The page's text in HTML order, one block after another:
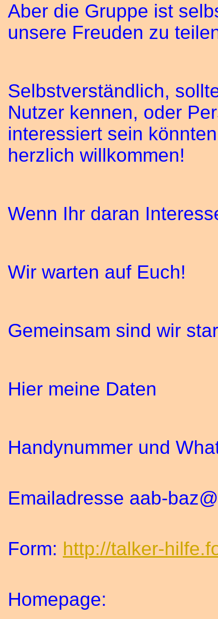
Aber die Gruppe ist
unsere Freuden zu
Selbstverständlich,
Nutzer kennen, oder
interessiert sein
herzlich willkommen!
Wenn Ihr daran
Wir warten auf Euch!
Gemeinsam sind wir
Hier meine Daten
Handynummer und
Emailadresse aab-
Form: http://talker-
Homepage: